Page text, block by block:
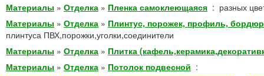
Материалы » Отделка » Пленка самоклеющаяся : разных
Материалы » Отделка » Плинтус, порожек, профиль,
плинтуса ПВХ,порожки,уголки,соединители
Материалы » Отделка » Плитка
Материалы » Отделка » Потолок подвесной :